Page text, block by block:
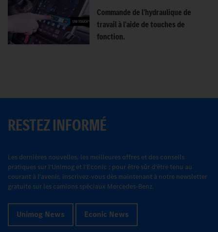
Commande de l'hydraulique de
travail à l'aide de touches de
fonction.
RESTEZ INFORMÉ
Les dernières nouvelles, les meilleures offres et des conseils
pratiques sur l'Unimog et l'Econic : pour être sûr d'être tenu au
courant à l'avenir, inscrivez-vous dès maintenant à notre newsletter
gratuite sur les camions spéciaux Mercedes-Benz.
Unimog News Econic News